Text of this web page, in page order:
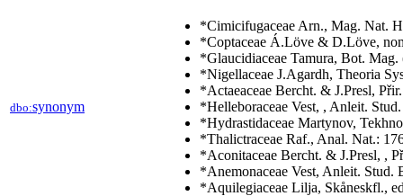
dbo:synonym
*Cimicifugaceae Arn., Mag. Nat.
*Coptaceae Á.Löve & D.Löve,
*Glaucidiaceae Tamura, Bot.
*Nigellaceae J.Agardh, Theoria
*Actaeaceae Bercht. & J.Presl,
*Helleboraceae Vest, , Anleit.
*Hydrastidaceae Martynov,
*Thalictraceae Raf., Anal. Nat.:
*Aconitaceae Bercht. & J.Presl, ,
*Anemonaceae Vest, Anleit. Stud.
*Aquilegiaceae Lilja, Skåneskfl.,